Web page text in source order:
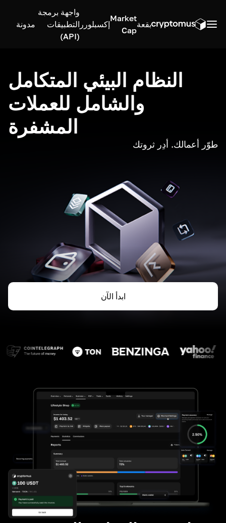
بقعة
Market
Cap
إكسبلورر
واجهة برمجة
التطبيقات
(API)
مدونة
النظام البيئي المتكامل
والشامل للعملات
المشفرة
طوّر أعمالك. أدِر ثروتك
ابدأ الآن